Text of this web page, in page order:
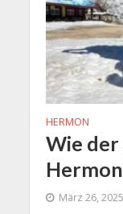
HERMON
Wie der
Hermon
März 26, 2025